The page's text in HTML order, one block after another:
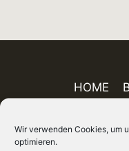
Wir verwenden Cookies, um
optimieren.
HOME
ÜBER MICH